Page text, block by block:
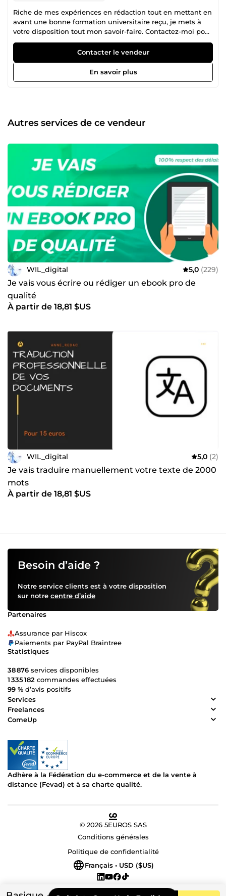
Riche de mes expériences en rédaction tout en mettant en
avant une bonne formation universitaire reçu, je mets à
votre disposition tout mon savoir-faire. Contactez-moi pour
tous vos besoins en rédaction d’articles et d’Ebooks. Merci
Contacter le vendeur
En savoir plus
Autres services de ce vendeur
WIL_digital 5,0 (229)
Je vais vous écrire ou rédiger un ebook pro de
qualité
À partir de 18,81 $US
WIL_digital 5,0 (2)
Je vais traduire manuellement votre texte de 2000
mots
À partir de 18,81 $US
Besoin d’aide ?
Notre service clients est à votre disposition
sur notre centre d’aide
Partenaires
Assurance par Hiscox
Paiements par PayPal Braintree
Statistiques
38 876 services disponibles
1 335 182 commandes effectuées
99 % d’avis positifs
Services
Freelances
ComeUp
Adhère à la Fédération du e-commerce et de la vente à
distance (Fevad) et à sa charte qualité.
© 2026 5EUROS SAS
Conditions générales
Politique de confidentialité
Français • USD ($US)